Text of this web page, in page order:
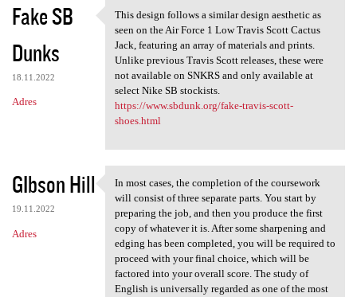
Fake SB
Dunks
18.11.2022
Adres
This design follows a similar
This design follows a similar design aesthetic as
seen on the Air Force 1 Low Travis Scott Cactus
Jack, featuring an array of materials and prints.
Unlike previous Travis Scott releases, these were
not available on SNKRS and only available at
select Nike SB stockists.
https://www.sbdunk.org/fake-travis-scott-
shoes.html
GIbson Hill
19.11.2022
Adres
In most cases, the completion
In most cases, the completion of the coursework
will consist of three separate parts. You start by
preparing the job, and then you produce the first
copy of whatever it is. After some sharpening and
edging has been completed, you will be required to
proceed with your final choice, which will be
factored into your overall score. The study of
English is universally regarded as one of the most